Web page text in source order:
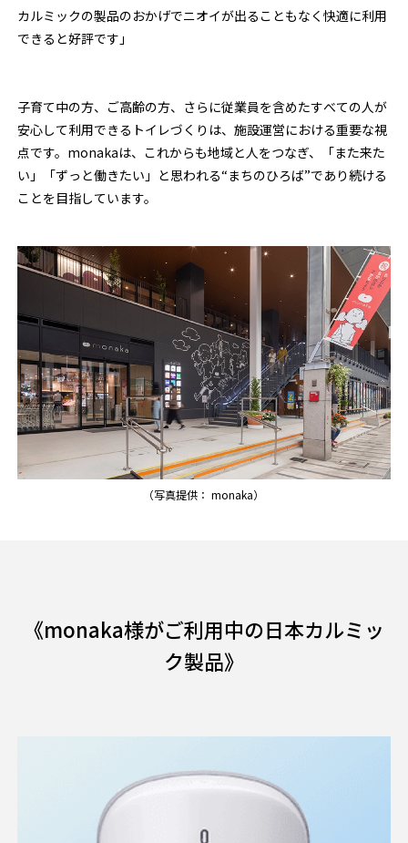
カルミックの製品のおかげでニオイが出ることもなく快適に利用
できると好評です」
子育て中の方、ご高齢の方、さらに従業員を含めたすべての人が
安心して利用できるトイレづくりは、施設運営における重要な視
点です。monakaは、これからも地域と人をつなぎ、「また来た
い」「ずっと働きたい」と思われる“まちのひろば”であり続ける
ことを目指しています。
（写真提供： monaka）
《monaka様がご利用中の日本カルミッ
ク製品》